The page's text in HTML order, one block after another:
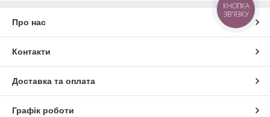
Про нас
Контакти
Доставка та оплата
Графік роботи
КНОПКА
ЗВ'ЯЗКУ